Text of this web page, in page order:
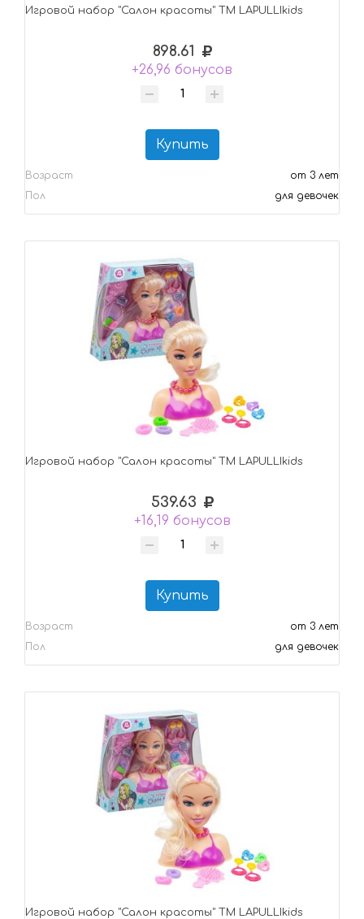
Игровой набор "Салон красоты" ТМ LAPULLIkids
898.61
+26,96 бонусов
Купить
Возраст
от 3 лет
Пол
для девочек
Игровой набор "Салон красоты" ТМ LAPULLIkids
539.63
+16,19 бонусов
Купить
Возраст
от 3 лет
Пол
для девочек
Игровой набор "Салон красоты" ТМ LAPULLIkids